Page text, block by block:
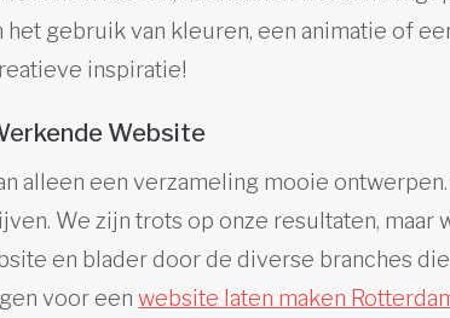
het gebruik van kleuren, een animatie of
inspiratie!
Website
alleen een verzameling mooie
We zijn trots op onze resultaten, maar
en blader door de diverse branches
voor eenwebsite laten maken